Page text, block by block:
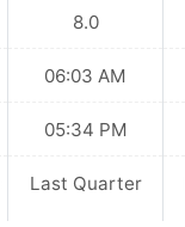
8.0
06:03 AM
05:34 PM
Last Quarter